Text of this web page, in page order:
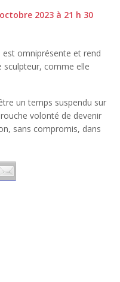
2023 à 21 h 30
omniprésente et rend
sculpteur, comme elle
un temps suspendu sur
volonté de devenir
sans compromis, dans